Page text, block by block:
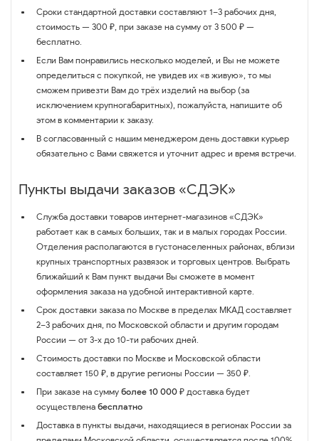
Сроки стандартной доставки составляют 1–3 рабочих дня,
стоимость — 300 ₽, при заказе на сумму от 3 500 ₽ —
бесплатно.
Если Вам понравились несколько моделей, и Вы не можете
определиться с покупкой, не увидев их «в живую», то мы
сможем привезти Вам до трёх изделий на выбор (за
исключением крупногабаритных), пожалуйста, напишите об
этом в комментарии к заказу.
В согласованный с нашим менеджером день доставки курьер
обязательно с Вами свяжется и уточнит адрес и время встречи.
Пункты выдачи заказов «СДЭК»
Служба доставки товаров интернет-магазинов «СДЭК»
работает как в самых больших, так и в малых городах России.
Отделения располагаются в густонаселенных районах, вблизи
крупных транспортных развязок и торговых центров. Выбрать
ближайший к Вам пункт выдачи Вы сможете в момент
оформления заказа на удобной интерактивной карте.
Срок доставки заказа по Москве в пределах МКАД составляет
2–3 рабочих дня, по Московской области и другим городам
России — от 3-х до 10-ти рабочих дней.
Стоимость доставки по Москве и Московской области
составляет 150 ₽, в другие регионы России — 350 ₽.
При заказе на сумму более 10 000 ₽ доставка будет
осуществлена бесплатно
Доставка в пункты выдачи, находящиеся в регионах России за